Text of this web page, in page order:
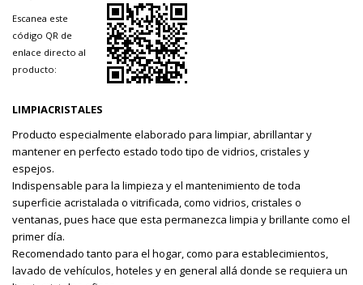
Escanea este
código QR de
enlace directo al
producto:
LIMPIACRISTALES
Producto especialmente elaborado para limpiar, abrillantar y
mantener en perfecto estado todo tipo de vidrios, cristales y
espejos.
Indispensable para la limpieza y el mantenimiento de toda
superficie acristalada o vitrificada, como vidrios, cristales o
ventanas, pues hace que esta permanezca limpia y brillante como el
primer día.
Recomendado tanto para el hogar, como para establecimientos,
lavado de vehículos, hoteles y en general allá donde se requiera un